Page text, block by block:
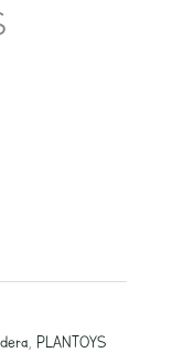
, PLANTOYS